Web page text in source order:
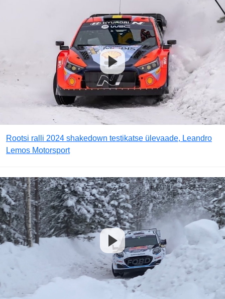
Rootsi ralli 2024 shakedown testikatse ülevaade, Leandro
Lemos Motorsport